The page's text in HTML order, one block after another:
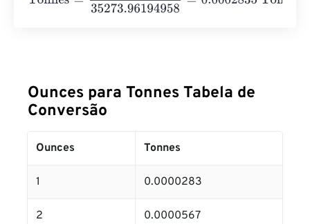
Ounces para Tonnes Tabela de
Conversão
Ounces Tonnes
1 0.0000283
2 0.0000567